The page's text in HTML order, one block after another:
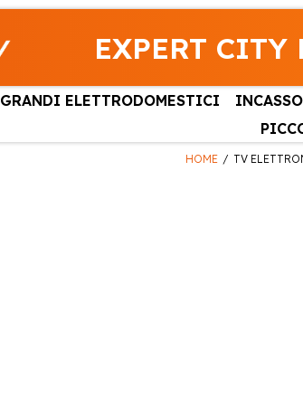
EXPERT
GRANDI ELETTRODOMESTICI INCASSO
HOME TV